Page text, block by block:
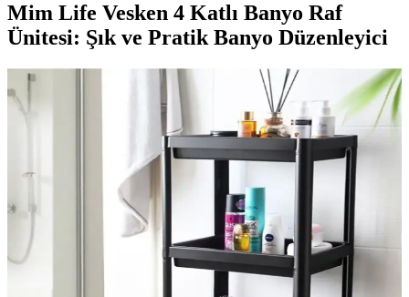
Mim Life Vesken 4 Katlı Banyo Raf
Ünitesi: Şık ve Pratik Banyo Düzenleyici